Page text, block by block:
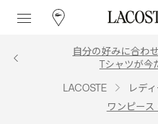
自分の好みに合わ
Tシャツが今
LACOSTE レデ
ワンピース